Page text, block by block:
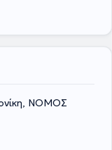
ΝΟΜΟΣ